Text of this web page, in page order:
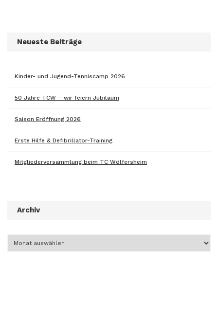
Neueste Beiträge
Kinder- und Jugend-Tenniscamp 2026
50 Jahre TCW – wir feiern Jubiläum
Saison Eröffnung 2026
Erste Hilfe & Defibrillator-Training
Mitgliederversammlung beim TC Wölfersheim
Archiv